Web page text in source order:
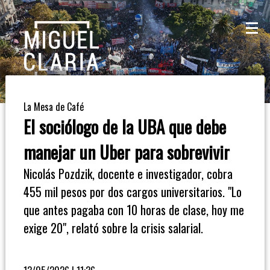
La
Mesa
De
Café
Columna
Opinión
Radioinforme
La Mesa de Café
El sociólogo de la UBA que debe
manejar un Uber para sobrevivir
Nicolás Pozdzik, docente e investigador, cobra
455 mil pesos por dos cargos universitarios. "Lo
que antes pagaba con 10 horas de clase, hoy me
exige 20", relató sobre la crisis salarial.